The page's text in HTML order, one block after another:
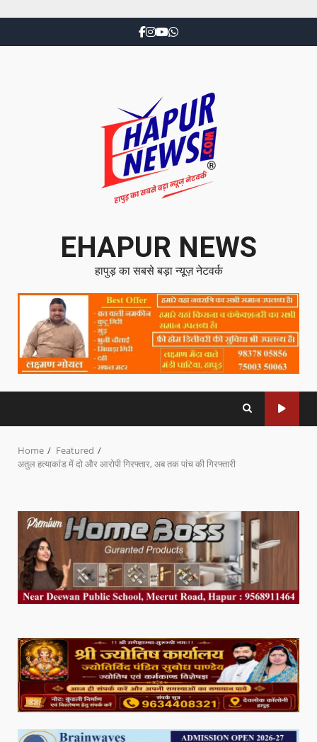
EHAPUR NEWS
हापुड़ का सबसे बड़ा न्यूज़ नेटवर्क
Home
Featured
अतुल हत्याकांड में दो और आरोपी गिरफ्तार, अब तक पांच की गिरफ्तारी